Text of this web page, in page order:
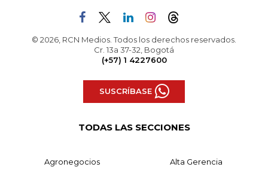
© 2026, RCN Medios. Todos los derechos reservados.
Cr. 13a 37-32, Bogotá
(+57) 1 4227600
SUSCRÍBASE
TODAS LAS SECCIONES
Agronegocios Alta Gerencia